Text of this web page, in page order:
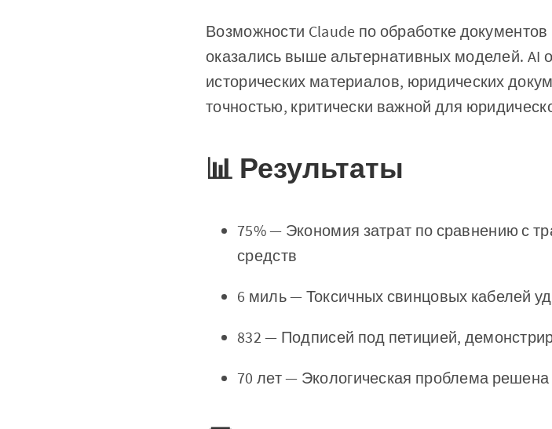
Возможности Claude по обработке
оказались выше альтернативных моделей. AI
исторических материалов, юридических
точностью, критически важной для
📊 Результаты
75% — Экономия затрат по сравнению с
средств
6 миль — Токсичных свинцовых кабелей
832 — Подписей под петицией,
70 лет — Экологическая проблема решена